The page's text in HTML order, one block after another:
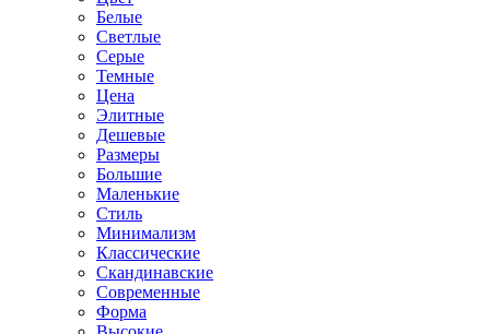
Белые
Светлые
Серые
Темные
Цена
Элитные
Дешевые
Размеры
Большие
Маленькие
Стиль
Минимализм
Классические
Скандинавские
Современные
Форма